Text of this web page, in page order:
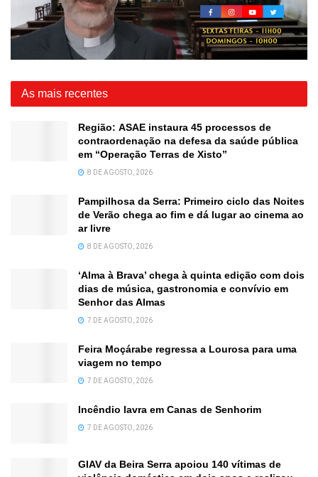
As mais recentes
Região: ASAE instaura 45 processos de
contraordenação na defesa da saúde pública
em “Operação Terras de Xisto”
8 DE AGOSTO, 2026
Pampilhosa da Serra: Primeiro ciclo das Noites
de Verão chega ao fim e dá lugar ao cinema ao
ar livre
8 DE AGOSTO, 2026
‘Alma à Brava’ chega à quinta edição com dois
dias de música, gastronomia e convívio em
Senhor das Almas
7 DE AGOSTO, 2026
Feira Moçárabe regressa a Lourosa para uma
viagem no tempo
7 DE AGOSTO, 2026
Incêndio lavra em Canas de Senhorim
7 DE AGOSTO, 2026
GIAV da Beira Serra apoiou 140 vítimas de